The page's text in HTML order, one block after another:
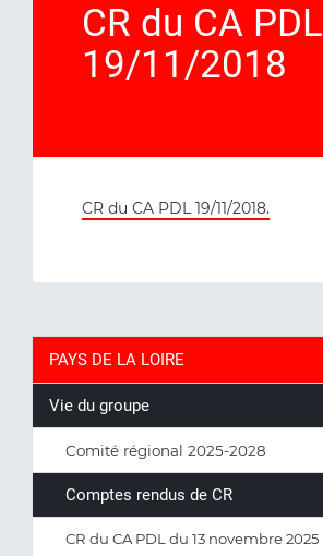
CR du CA PDL
19/11/2018
CR du CA PDL 19/11/2018.
PAYS DE LA LOIRE
Vie du groupe
Comité régional 2025-2028
Comptes rendus de CR
CR du CA PDL du 13 novembre 2025